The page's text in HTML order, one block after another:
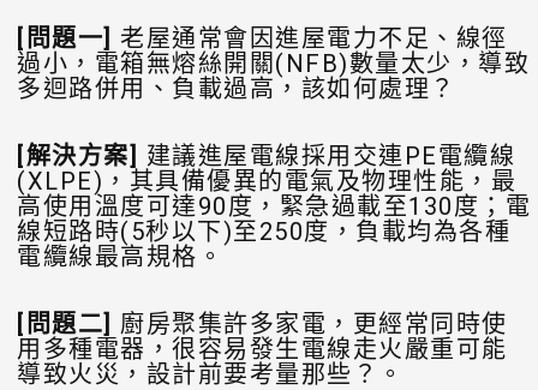
[ 問題一] 老屋通常會因進屋電力不足、線徑
過小，電箱無熔絲開關(NFB)數量太少，導致
多迴路併用、負載過高，該如何處理？
[解決方案] 建議進屋電線採用交連PE電纜線
(XLPE)，其具備優異的電氣及物理性能，最
高使用溫度可達90度，緊急過載至130度；電
線短路時(5秒以下)至250度，負載均為各種
電纜線最高規格。
[ 問題二] 廚房聚集許多家電，更經常同時使
用多種電器，很容易發生電線走火嚴重可能
導致火災，設計前要考量那些？。